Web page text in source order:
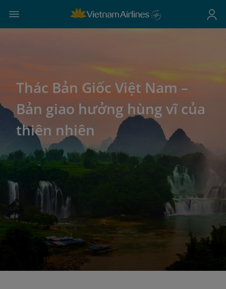
Thác Bản Giốc Việt Nam –
Bản giao hưởng hùng vĩ của
thiên nhiên